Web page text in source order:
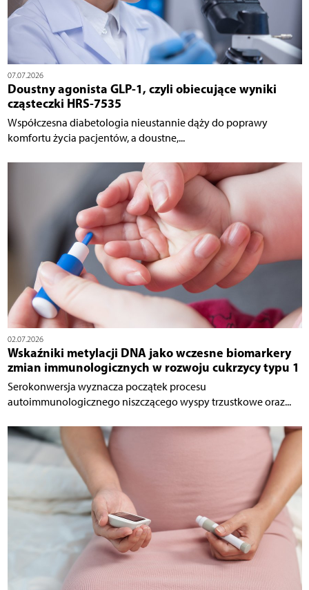
07.07.2026
Doustny agonista GLP-1, czyli obiecujące wyniki
cząsteczki HRS-7535
Współczesna diabetologia nieustannie dąży do poprawy
komfortu życia pacjentów, a doustne,...
02.07.2026
Wskaźniki metylacji DNA jako wczesne biomarkery
zmian immunologicznych w rozwoju cukrzycy typu 1
Serokonwersja wyznacza początek procesu
autoimmunologicznego niszczącego wyspy trzustkowe oraz...